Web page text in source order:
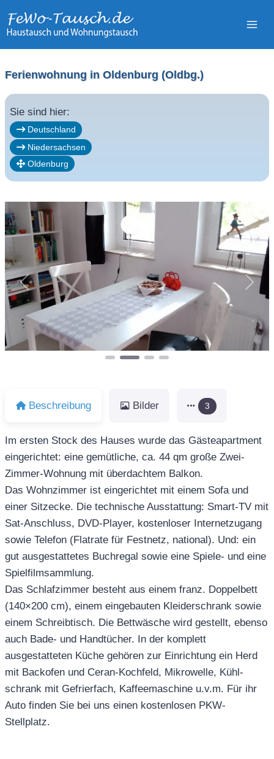
Inhalt
Ferienwohnung in Oldenburg (Oldbg.)
Sie sind hier:
Deutschland
Niedersachsen
Oldenburg
Vorheriges
Beschreibung Bilder 3
Im ersten Stock des Hauses wurde das Gästeapartment
eingerichtet: eine gemütliche, ca. 44 qm große Zwei-
Zimmer-Wohnung mit überdachtem Balkon.
Das Wohnzimmer ist eingerichtet mit einem Sofa und
einer Sitzecke. Die technische Aus­stattung: Smart-TV mit
Sat-Anschluss, DVD-Player, kostenloser Internet­zugang
sowie Telefon (Flatrate für Festnetz, national). Und: ein
gut ausge­stat­tetes Buchregal sowie eine Spiele- und eine
Spielfilmsammlung.
Das Schlafzimmer besteht aus einem franz. Doppelbett
(140×200 cm), einem eingebauten Kleiderschrank sowie
einem Schreibtisch. Die Bettwäsche wird ge­stellt, ebenso
auch Bade- und Handtücher. In der komplett
ausgestatteten Küche gehören zur Einrichtung ein Herd
mit Backofen und Ceran-Kochfeld, Mikrowelle, Kühl­
schrank mit Gefrierfach, Kaffeemaschine u.v.m. Für ihr
Auto finden Sie bei uns einen kostenlosen PKW-
Stellplatz.